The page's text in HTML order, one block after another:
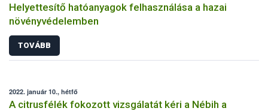
Helyettesítő hatóanyagok felhasználása a hazai
növényvédelemben
TOVÁBB
2022. január 10., hétfő
A citrusfélék fokozott vizsgálatát kéri a Nébih a